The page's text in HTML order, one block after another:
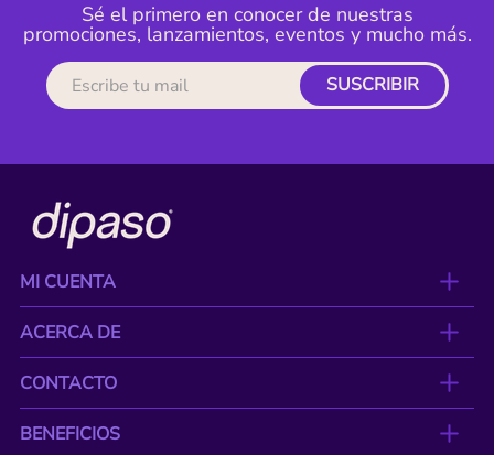
Sé el primero en conocer de nuestras
promociones, lanzamientos, eventos y mucho más.
SUSCRIBIR
MI CUENTA
ACERCA DE
CONTACTO
BENEFICIOS